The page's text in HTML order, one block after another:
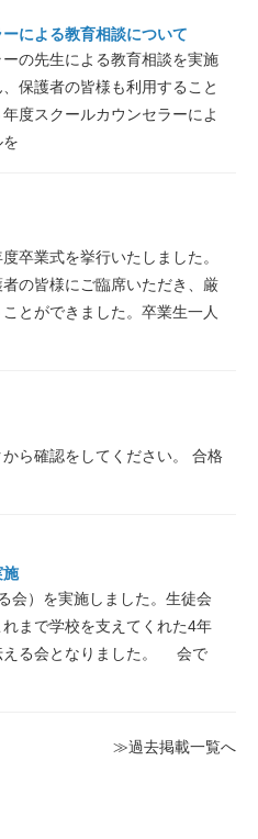
による教育相談について
の先生による教育相談を実施
保護者の皆様も利用すること
度スクールカウンセラーによ
卒業式を挙行いたしました。
の皆様にご臨席いただき、厳
とができました。卒業生一人
ら確認をしてください。 合格
施
会）を実施しました。生徒会
まで学校を支えてくれた4年
える会となりました。 会で
≫過去掲載一覧へ